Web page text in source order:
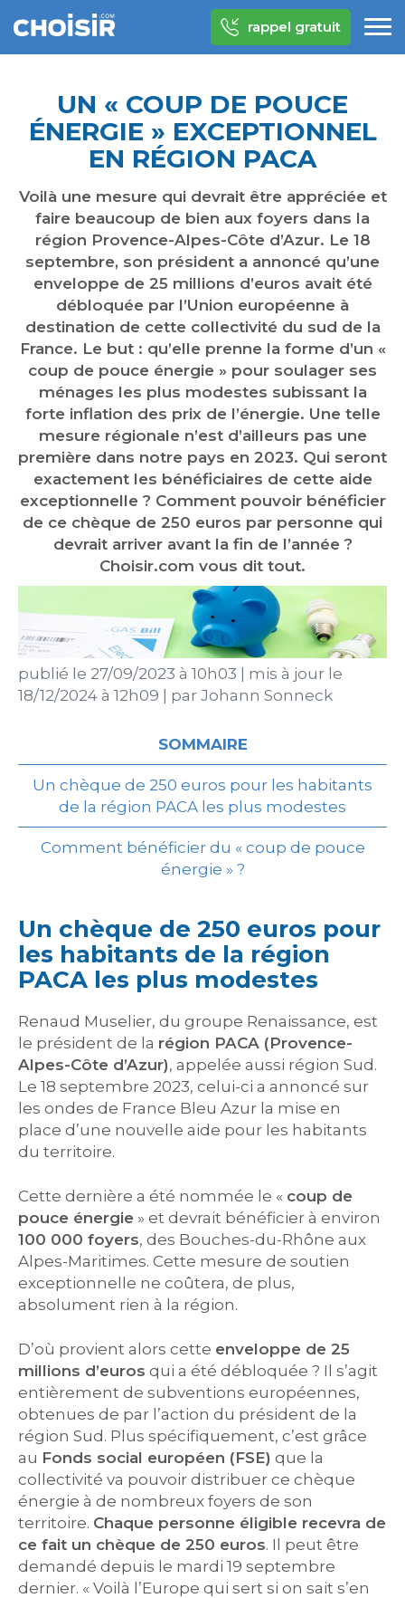
rappel gratuit
UN « COUP DE POUCE
ÉNERGIE » EXCEPTIONNEL
EN RÉGION PACA
Voilà une mesure qui devrait être appréciée et
faire beaucoup de bien aux foyers dans la
région Provence-Alpes-Côte d’Azur. Le 18
septembre, son président a annoncé qu’une
enveloppe de 25 millions d’euros avait été
débloquée par l’Union européenne à
destination de cette collectivité du sud de la
France. Le but : qu’elle prenne la forme d’un «
coup de pouce énergie » pour soulager ses
ménages les plus modestes subissant la
forte inflation des prix de l’énergie. Une telle
mesure régionale n’est d’ailleurs pas une
première dans notre pays en 2023. Qui seront
exactement les bénéficiaires de cette aide
exceptionnelle ? Comment pouvoir bénéficier
de ce chèque de 250 euros par personne qui
devrait arriver avant la fin de l’année ?
Choisir.com vous dit tout.
publié le 27/09/2023 à 10h03
mis à jour le
18/12/2024 à 12h09
par Johann Sonneck
SOMMAIRE
Un chèque de 250 euros pour les habitants
de la région PACA les plus modestes
Comment bénéficier du « coup de pouce
énergie » ?
Un chèque de 250 euros pour
les habitants de la région
PACA les plus modestes
Renaud Muselier, du groupe Renaissance, est
le président de la région PACA (Provence-
Alpes-Côte d’Azur), appelée aussi région Sud.
Le 18 septembre 2023, celui-ci a annoncé sur
les ondes de France Bleu Azur la mise en
place d’une nouvelle aide pour les habitants
du territoire.
Cette dernière a été nommée le « coup de
pouce énergie » et devrait bénéficier à environ
100 000 foyers, des Bouches-du-Rhône aux
Alpes-Maritimes. Cette mesure de soutien
exceptionnelle ne coûtera, de plus,
absolument rien à la région.
D’où provient alors cette enveloppe de 25
millions d’euros qui a été débloquée ? Il s’agit
entièrement de subventions européennes,
obtenues de par l’action du président de la
région Sud. Plus spécifiquement, c’est grâce
au Fonds social européen (FSE) que la
collectivité va pouvoir distribuer ce chèque
énergie à de nombreux foyers de son
territoire. Chaque personne éligible recevra de
ce fait un chèque de 250 euros. Il peut être
demandé depuis le mardi 19 septembre
dernier. « Voilà l’Europe qui sert si on sait s’en